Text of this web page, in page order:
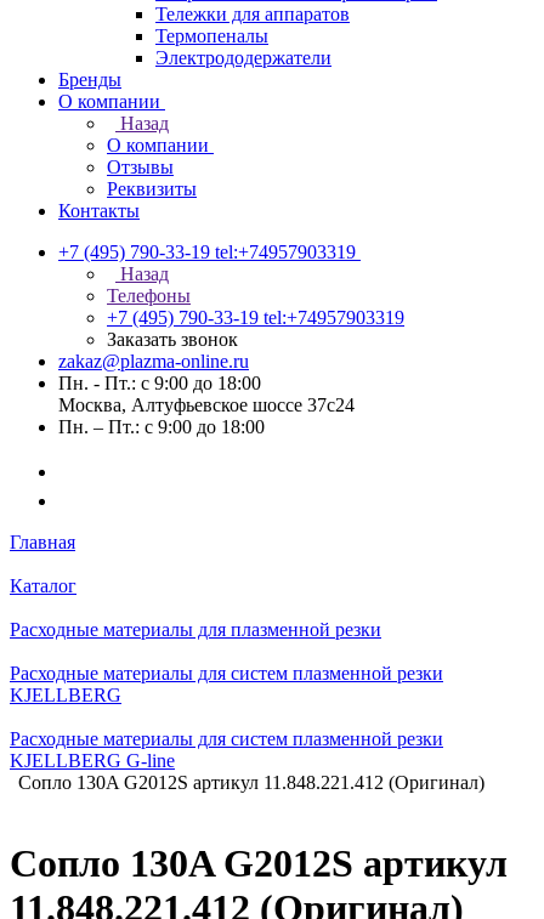
Тележки для аппаратов
Термопеналы
Электрододержатели
Бренды
О компании
Назад
О компании
Отзывы
Реквизиты
Контакты
+7 (495) 790-33-19 tel:+74957903319
Назад
Телефоны
+7 (495) 790-33-19 tel:+74957903319
Заказать звонок
zakaz@plazma-online.ru
Пн. - Пт.: с 9:00 до 18:00
Москва, Алтуфьевское шоссе 37с24
Пн. – Пт.: с 9:00 до 18:00
Главная
Каталог
Расходные материалы для плазменной резки
Расходные материалы для систем плазменной резки
KJELLBERG
Расходные материалы для систем плазменной резки
KJELLBERG G-line
Сопло 130A G2012S артикул 11.848.221.412 (Оригинал)
Сопло 130A G2012S артикул
11.848.221.412 (Оригинал)